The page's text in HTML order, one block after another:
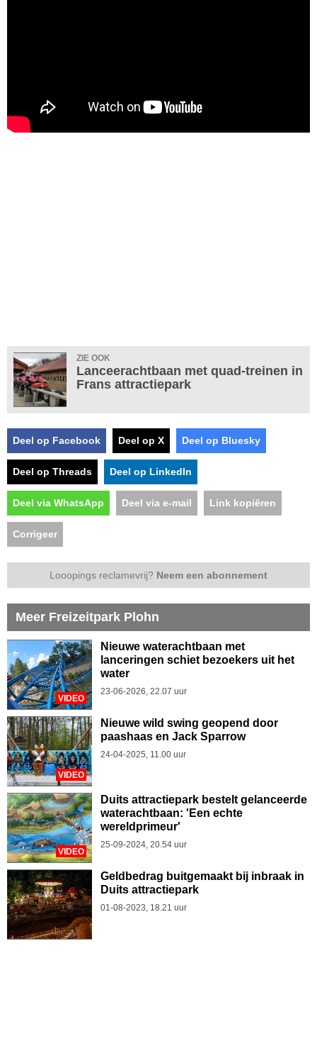
ZIE OOK
Lanceerachtbaan met quad-treinen in
Frans attractiepark
Deel op Facebook Deel op X Deel op Bluesky
Deel op Threads Deel op LinkedIn
Deel via WhatsApp Deel via e-mail Link kopiëren
Corrigeer
Looopings reclamevrij? Neem een abonnement
Meer Freizeitpark Plohn
VIDEO
Nieuwe waterachtbaan met
lanceringen schiet bezoekers uit het
water
23-06-2026, 22.07 uur
VIDEO
Nieuwe wild swing geopend door
paashaas en Jack Sparrow
24-04-2025, 11.00 uur
VIDEO
Duits attractiepark bestelt gelanceerde
waterachtbaan: 'Een echte
wereldprimeur'
25-09-2024, 20.54 uur
Geldbedrag buitgemaakt bij inbraak in
Duits attractiepark
01-08-2023, 18.21 uur